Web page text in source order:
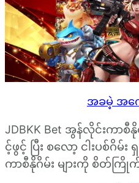
အခမဲ့ အက
JDBKK Bet အွန်လိုင်းကာ
င့်ဖွင့် ပြီး စလော့ ငါးပစ်ဂိမ်း
ကာစီနိုဂိမ်း များကို စိတ်ကြို